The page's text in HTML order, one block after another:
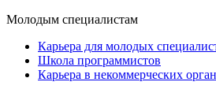
Молодым специалистам
Карьера для молодых
Школа программистов
Карьера в некоммерческих